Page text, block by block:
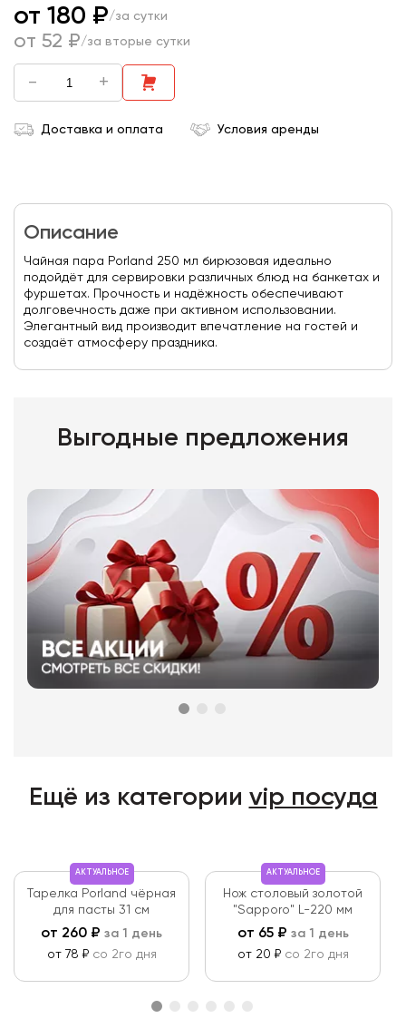
от 180 ₽/за сутки
от 52 ₽/за вторые сутки
- +
Доставка и оплата Условия аренды
Описание
Чайная пара Porland 250 мл бирюзовая идеально
подойдёт для сервировки различных блюд на банкетах и
фуршетах. Прочность и надёжность обеспечивают
долговечность даже при активном использовании.
Элегантный вид производит впечатление на гостей и
создаёт атмосферу праздника.
Выгодные предложения
Ещё из категории vip посуда
АКТУАЛЬНОЕ
Тарелка Porland чёрная
для пасты 31 см
от 260 ₽ за 1 день
от 78 ₽ со 2го дня
АКТУАЛЬНОЕ
Нож столовый золотой
"Sapporo" L-220 мм
от 65₽ за 1 день
от 20 ₽ со 2го дня